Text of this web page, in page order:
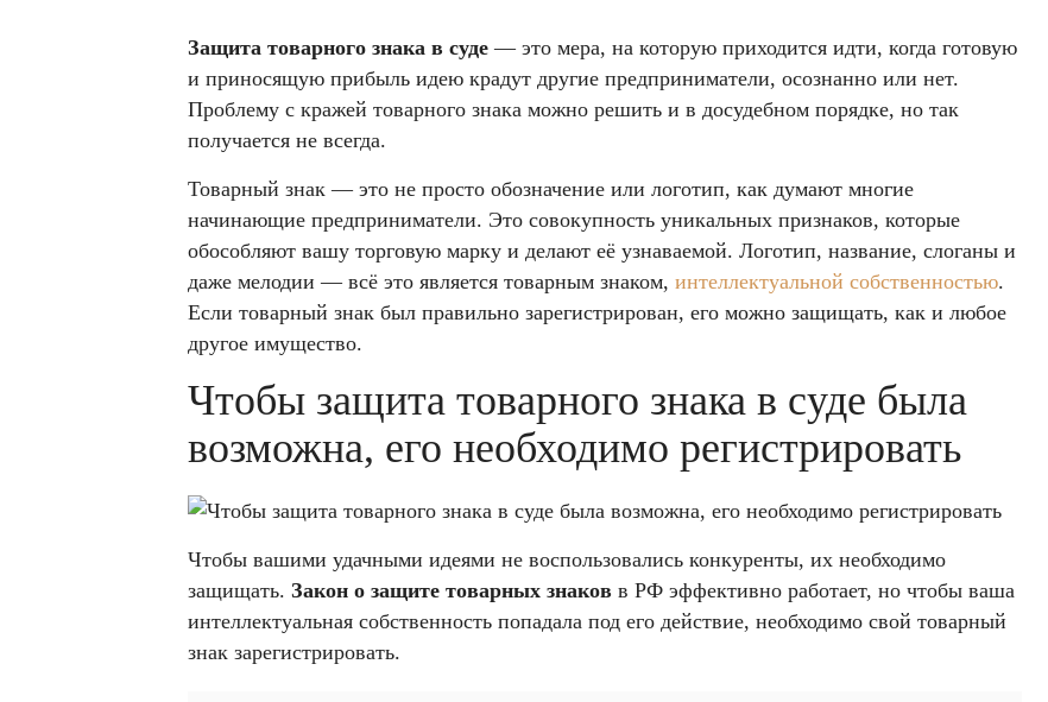
Защита товарного знака в суде — это мера, на которую приходится идти, когда готовую
и приносящую прибыль идею крадут другие предприниматели, осознанно или нет.
Проблему с кражей товарного знака можно решить и в досудебном порядке, но так
получается не всегда.
Товарный знак — это не просто обозначение или логотип, как думают многие
начинающие предприниматели. Это совокупность уникальных признаков, которые
обособляют вашу торговую марку и делают её узнаваемой. Логотип, название, слоганы и
даже мелодии — всё это является товарным знаком,интеллектуальной собственностью.
Если товарный знак был правильно зарегистрирован, его можно защищать, как и любое
другое имущество.
Чтобы защита товарного знака в суде была
возможна, его необходимо регистрировать
Чтобы вашими удачными идеями не воспользовались конкуренты, их необходимо
защищать.Закон о защите товарных знаков в РФ эффективно работает, но чтобы ваша
интеллектуальная собственность попадала под его действие, необходимо свой товарный
знак зарегистрировать.